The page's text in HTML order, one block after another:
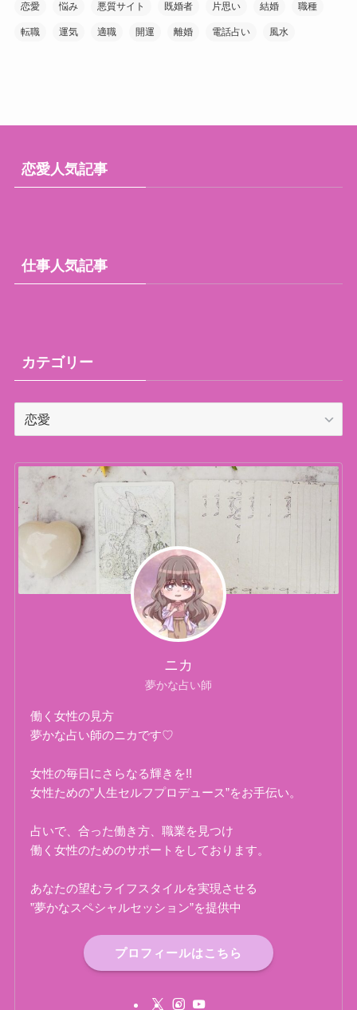
恋愛 悩み 悪質サイト 既婚者 片思い 結婚 職種
転職 運気 適職 開運 離婚 電話占い 風水
恋愛人気記事
仕事人気記事
カテゴリー
カ
リ
ニカ
夢かな占い師
働く女性の見方
夢かな占い師のニカです♡
女性の毎日にさらなる輝きを!!
女性ための”人生セルフプロデュース”をお手伝い。
占いで、合った働き方、職業を見つけ
働く女性のためのサポートをしております。
あなたの望むライフスタイルを実現させる
”夢かなスペシャルセッション”を提供中
プロフィールはこちら